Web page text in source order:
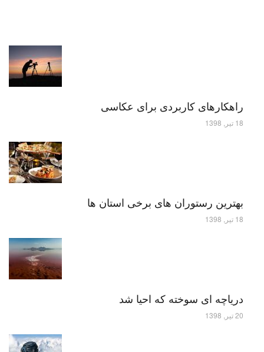
راهکارهای کاربردی برای عکاسی
18 تیر, 1398
بهترین رستوران های برخی استان ها
18 تیر, 1398
دریاچه ای سوخته که احیا شد
20 تیر, 1398